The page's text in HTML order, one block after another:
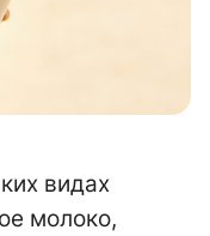
видах
молоко,